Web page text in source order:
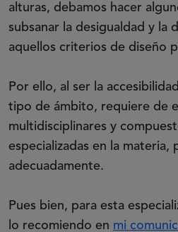
alturas, debamos hacer
subsanar la desigualdad y la
aquellos criterios de diseño
Por ello, al ser la
tipo de ámbito, requiere de
multidisciplinares y
especializadas en la materia,
adecuadamente.
Pues bien, para esta
lo recomiendo en mi